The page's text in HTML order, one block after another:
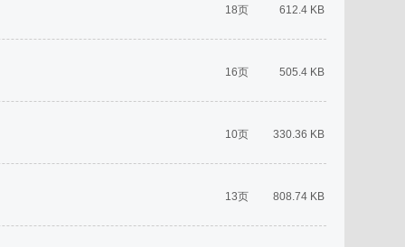
612.4 KB
18页
505.4 KB
16页
330.36 KB
10页
808.74 KB
13页